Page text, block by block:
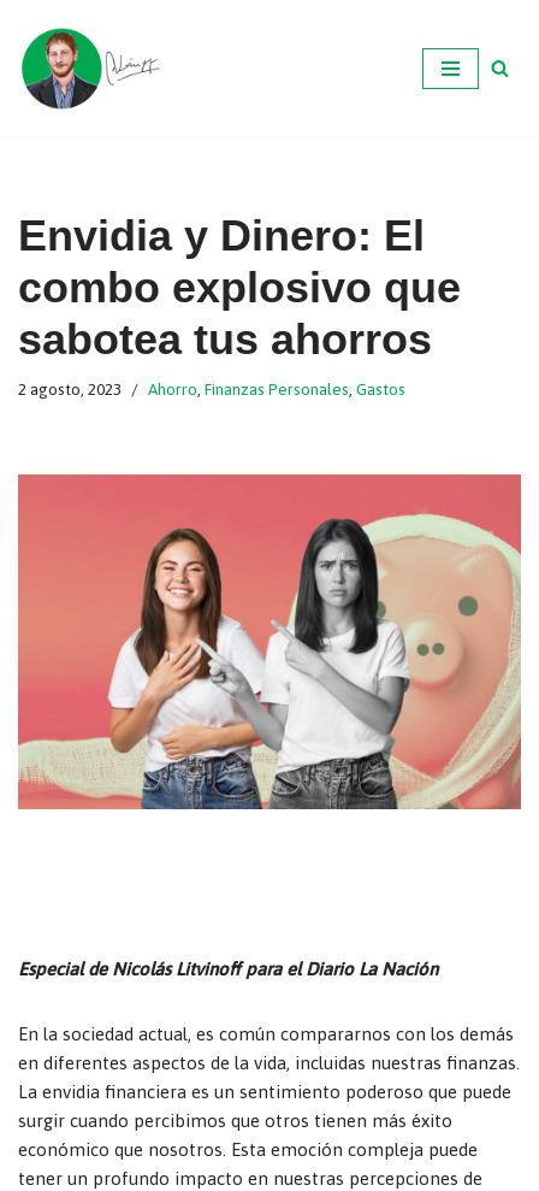
Ir
al
Envidia y Dinero: El
combo explosivo que
sabotea tus ahorros
2 agosto, 2023 Ahorro Finanzas Personales Gastos
Especial de Nicolás Litvinoff para el Diario La Nación
En la sociedad actual, es común compararnos con los demás
en diferentes aspectos de la vida, incluidas nuestras finanzas.
La envidia financiera es un sentimiento poderoso que puede
surgir cuando percibimos que otros tienen más éxito
económico que nosotros. Esta emoción compleja puede
tener un profundo impacto en nuestras percepciones de